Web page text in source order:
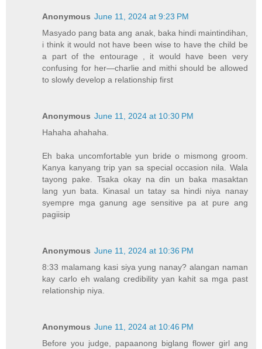
Anonymous June 11, 2024 at 9:23 PM
Masyado pang bata ang anak, baka hindi maintindihan,
i think it would not have been wise to have the child be
a part of the entourage , it would have been very
confusing for her—charlie and mithi should be allowed
to slowly develop a relationship first
Anonymous June 11, 2024 at 10:30 PM
Hahaha ahahaha.
Eh baka uncomfortable yun bride o mismong groom.
Kanya kanyang trip yan sa special occasion nila. Wala
tayong pake. Tsaka okay na din un baka masaktan
lang yun bata. Kinasal un tatay sa hindi niya nanay
syempre mga ganung age sensitive pa at pure ang
pagiisip
Anonymous June 11, 2024 at 10:36 PM
8:33 malamang kasi siya yung nanay? alangan naman
kay carlo eh walang credibility yan kahit sa mga past
relationship niya.
Anonymous June 11, 2024 at 10:46 PM
Before you judge, papaanong biglang flower girl ang